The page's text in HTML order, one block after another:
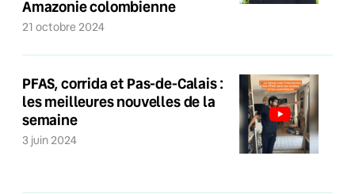
Amazonie colombienne
21 octobre 2024
PFAS, corrida et Pas-de-Calais :
les meilleures nouvelles de la
semaine
3 juin 2024